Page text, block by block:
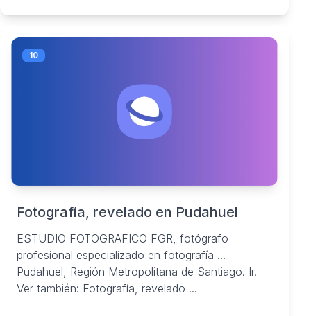
10
Fotografía, revelado en Pudahuel
ESTUDIO FOTOGRAFICO FGR, fotógrafo
profesional especializado en fotografía ...
Pudahuel, Región Metropolitana de Santiago. Ir.
Ver también: Fotografía, revelado ...